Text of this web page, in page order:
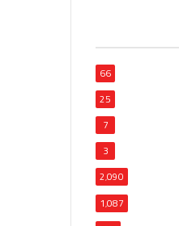
66
25
7
3
2٬090
1٬087